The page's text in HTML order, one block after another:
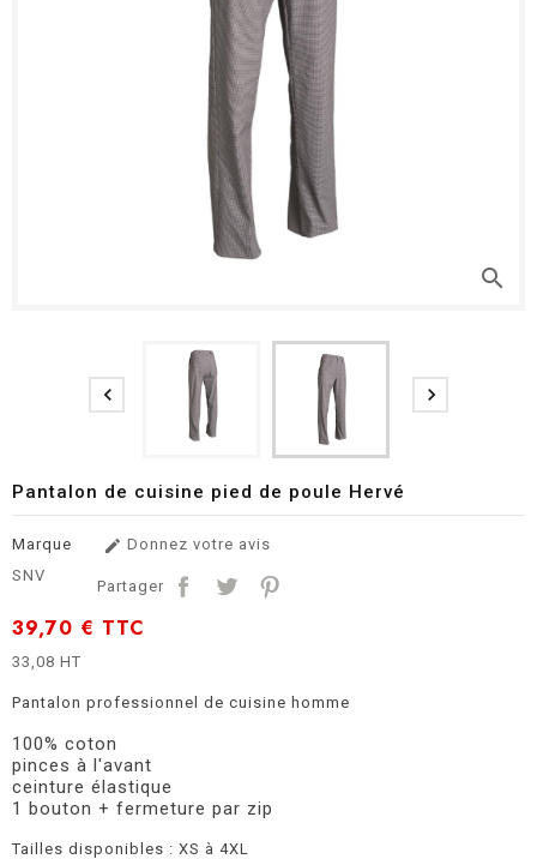
search
 
Pantalon de cuisine pied de poule Hervé
Marque
SNV
 Donnez votre avis
Partager
39,70 € TTC
33,08 HT
Pantalon professionnel de cuisine homme
100% coton
pinces à l'avant
ceinture élastique
1 bouton + fermeture par zip
Tailles disponibles : XS à 4XL